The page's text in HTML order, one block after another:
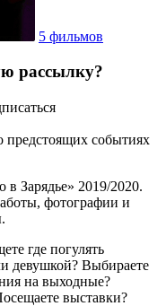
5 фильмов
рассылку?
предстоящих событиях
Зарядье» 2019/2020.
фотографии и
где погулять
девушкой? Выбираете
на выходные?
выставки?